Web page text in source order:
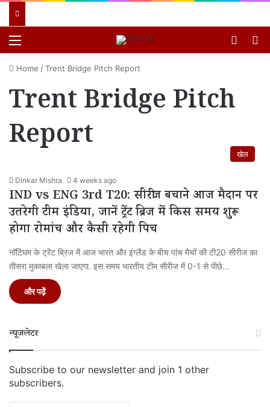
Home /Trent Bridge Pitch Report
Trent Bridge Pitch
Report
खेल
Dinkar Mishra 4 weeks ago
IND vs ENG 3rd T20: सीरीज बचाने आज मैदान पर
उतरेगी टीम इंडिया, जानें ट्रेंट ब्रिज में किस समय शुरू
होगा रोमांच और कैसी रहेगी पिच
नॉटिंघम के ट्रेंट ब्रिज में आज भारत और इंग्लैंड के बीच पांच मैचों की टी20 सीरीज का
तीसरा मुकाबला खेला जाएगा. इस समय भारतीय टीम सीरीज में 0-1 से पीछे…
और पढ़ें
न्यूजलेटर
Subscribe to our newsletter and join 1 other
subscribers.